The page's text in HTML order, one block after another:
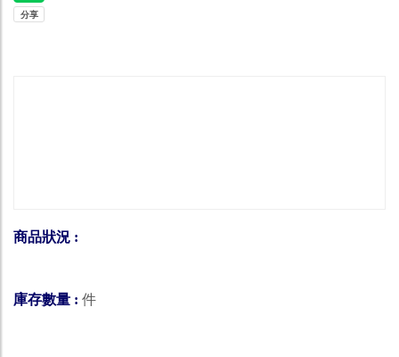
商品狀況 :
庫存數量 : 件